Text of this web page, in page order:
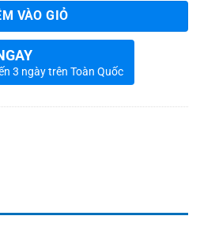
VÀO GIỎ
3 ngày trên Toàn Quốc